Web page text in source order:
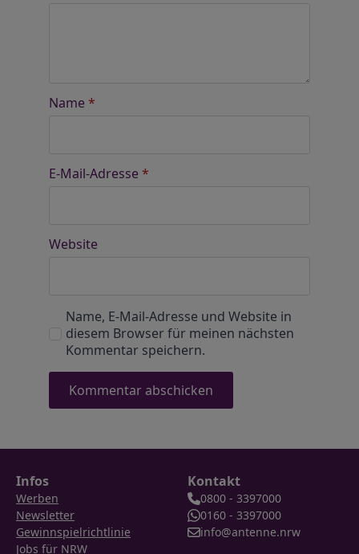
Name *
E-Mail-Adresse *
Website
Name, E-Mail-Adresse und Website in
diesem Browser für meinen nächsten
Kommentar speichern.
Infos
Werben
Newsletter
Gewinnspielrichtlinie
Jobs für NRW
Kontakt
0800 - 3397000
0160 - 3397000
info@antenne.nrw